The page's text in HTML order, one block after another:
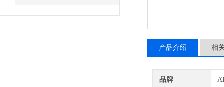
产品介绍 相
品牌